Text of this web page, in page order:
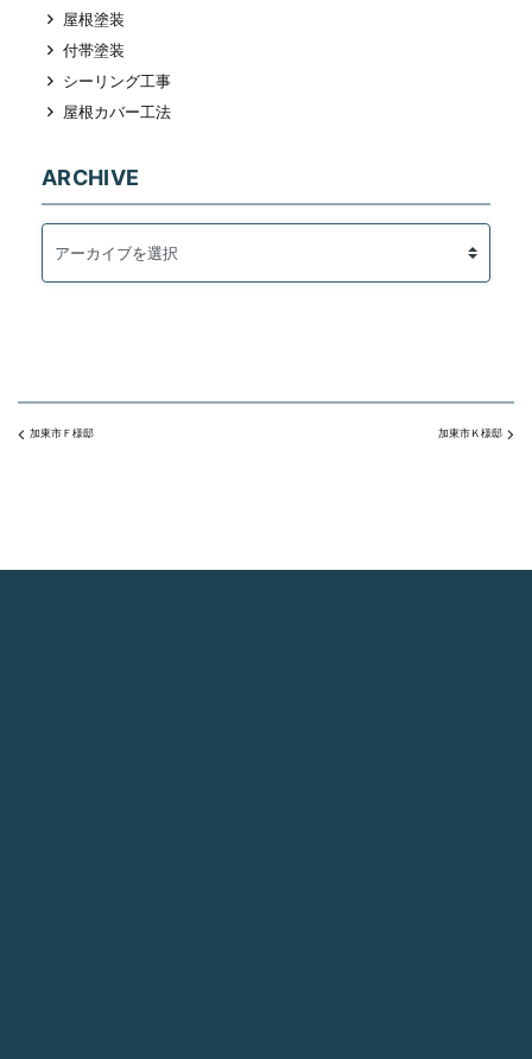
屋根塗装
付帯塗装
シーリング工事
屋根カバー工法
ARCHIVE
加東市Ｆ様邸 加東市Ｋ様邸